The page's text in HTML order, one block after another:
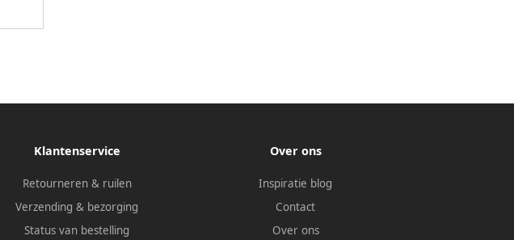
Klantenservice
Retourneren & ruilen
Verzending & bezorging
Status van bestelling
Over ons
Inspiratie blog
Contact
Over ons